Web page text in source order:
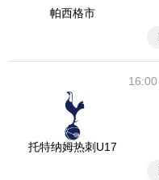
帕西格市
16:00
托特纳姆热刺U17